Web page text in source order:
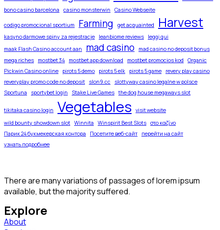
bono casino barcelona
casino monsterwin Casino Webseite
codigo promocional sportium Farming get acquainted Harvest
kasyno darmowe spiny za rejestracje leanbiome reviews
leggi qui
maak Flash Casino account aan
mad casino
mad casino no deposit bonus
mega riches
mostbet 34 mostbet app download mostbet promocios kod
Organic
Pickwin Casino online
pirots 5 demo pirots 5 elk pirots 5 game
revery play casino
reveryplay promo code no deposit
slon9.cc
slottyway casino legalne w polsce
Sportuna
sportybet login Stake Live Games the dog house megaways slot
tikitaka casino login Vegetables visit website
wild bounty showdown slot Winnita Winspirit Best Slots στο καζίνο
Парик 24 букмекерская контора
Посетите веб-сайт
перейти на сайт
узнать подробнее
There are many variations of passages of lorem ipsum
available, but the majority suffered.
Explore
About